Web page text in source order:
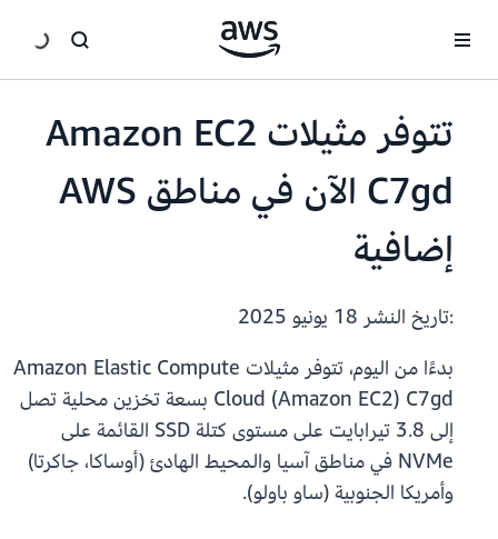
تتوفر مثيلات Amazon EC2
C7gd الآن في مناطق AWS
إضافية
:تاريخ النشر
بدءًا من اليوم، تتوفر مثيلات Amazon Elastic Compute
Cloud (Amazon EC2) C7gd بسعة تخزين محلية تصل
إلى 3.8 تيرابايت على مستوى كتلة SSD القائمة على
NVMe في مناطق آسيا والمحيط الهادئ (أوساكا، جاكرتا)
وأمريكا الجنوبية (ساو باولو).